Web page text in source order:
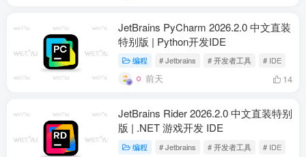
JetBrains PyCharm 2026.2.0 中文直装
特别版 | Python开发IDE
编程 # Jetbrains # 开发者工具 # IDE
前天 14
JetBrains Rider 2026.2.0 中文直装特别
版 | .NET 游戏开发 IDE
编程 # Jetbrains # 开发者工具 # IDE